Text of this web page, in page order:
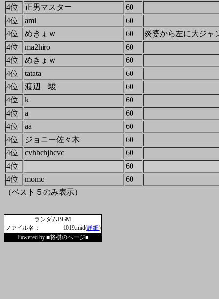
4位
正男マスター
60
4位
ami
60
4位
めきょｗ 60
炎婆から左に大ジ
4位
ma2hiro
60
4位
めきょｗ
60
4位
tatata
60
4位
渡辺 駿
60
4位
k
60
4位
a
60
4位
aa
60
4位
ジョニー佐々木
60
4位
cvhbchjhcvc
60
4位
60
4位
momo
60
（ベスト５のみ表示）
ランダムBGM
ファイル名：
1019.mid(詳細)
Powered by ■将棋のページ■